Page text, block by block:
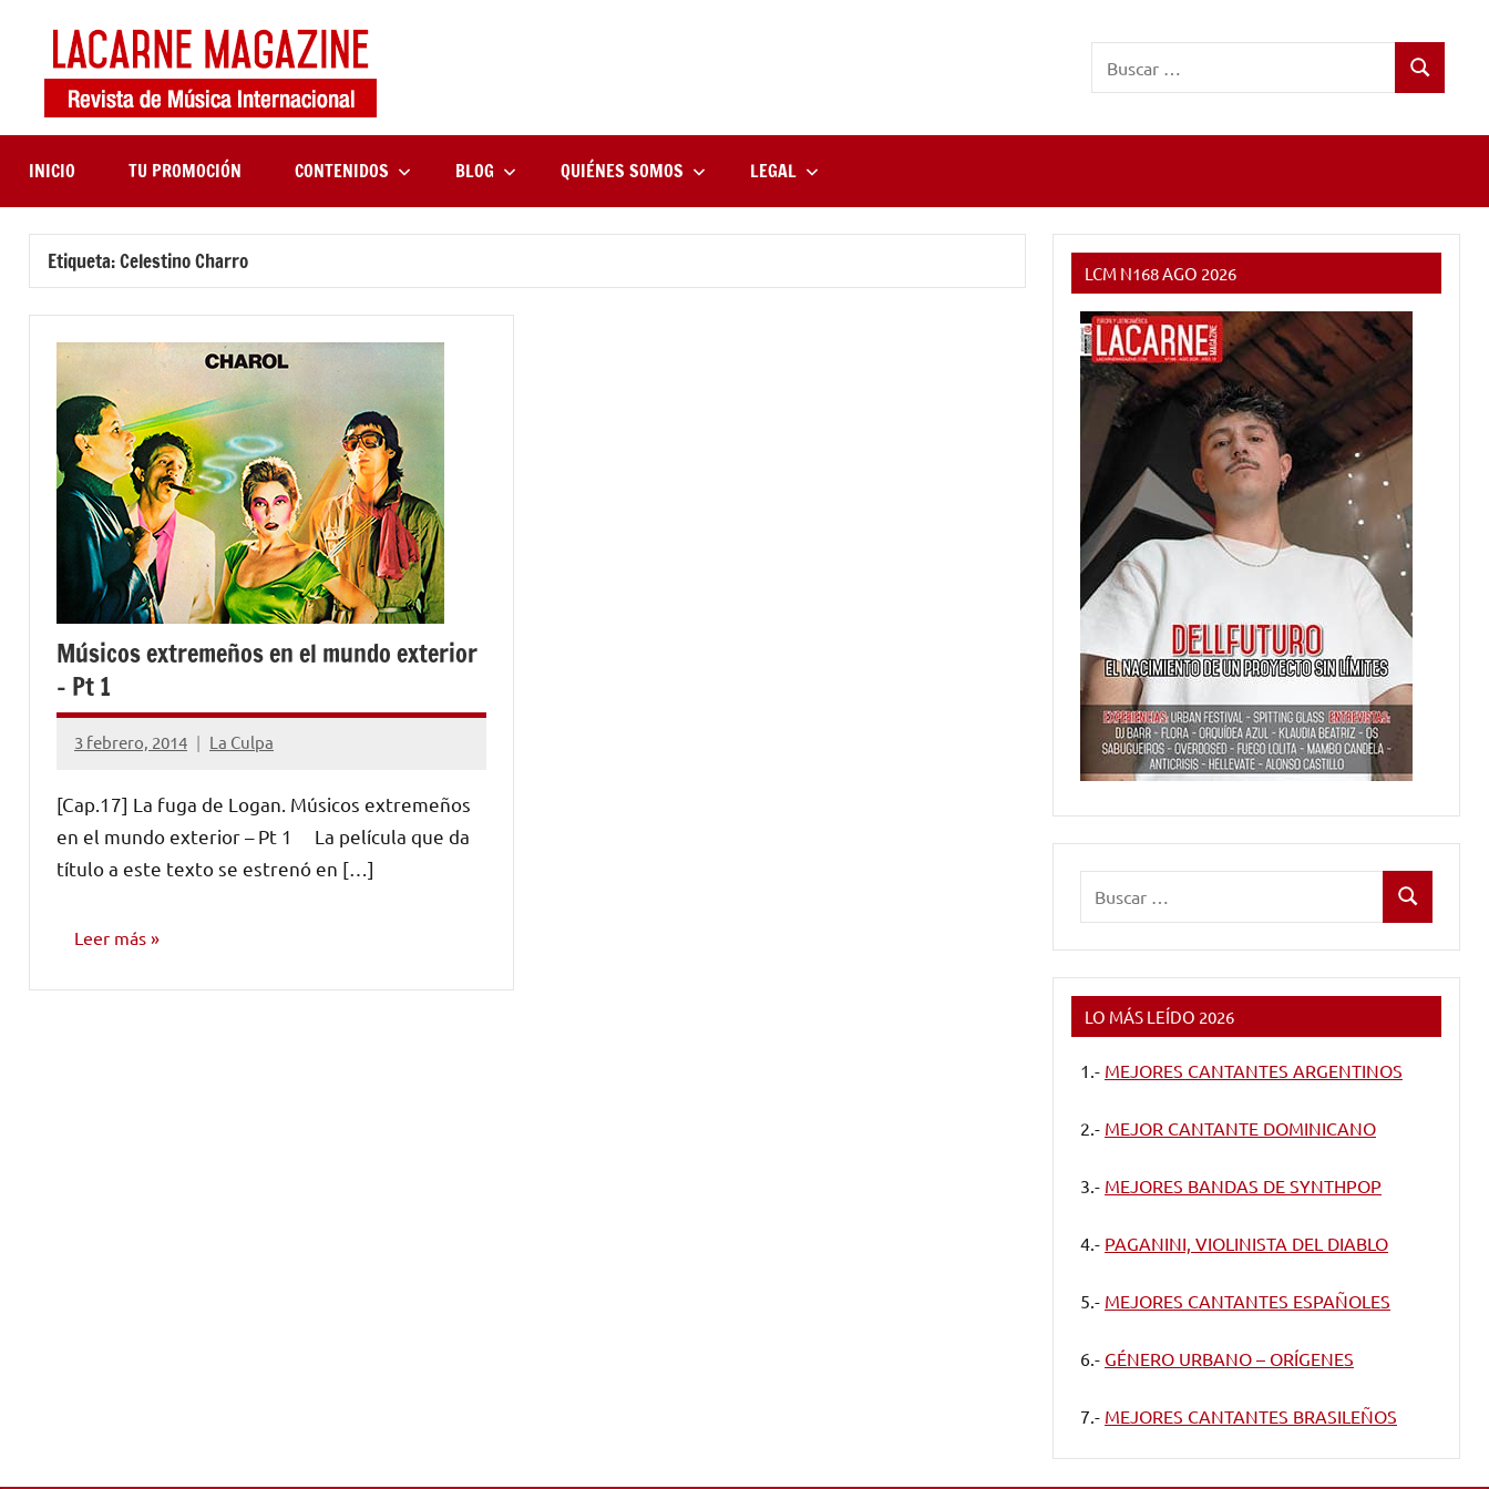
contenido
Magazine
música
internacional
Buscar
INICIO TU PROMOCIÓN CONTENIDOS BLOG QUIÉNES SOMOS LEGAL
Etiqueta:Celestino Charro
Músicos extremeños en el mundo exterior
– Pt 1
3 febrero, 2014 La Culpa
No
comentarios
[Cap.17] La fuga de Logan. Músicos extremeños
en el mundo exterior – Pt 1 La película que da
título a este texto se estrenó en […]
Leer más
LCM N168 AGO 2026
Buscar
LO MÁS LEÍDO 2026
1.- MEJORES CANTANTES ARGENTINOS
2.- MEJOR CANTANTE DOMINICANO
3.- MEJORES BANDAS DE SYNTHPOP
4.- PAGANINI, VIOLINISTA DEL DIABLO
5.- MEJORES CANTANTES ESPAÑOLES
6.- GÉNERO URBANO – ORÍGENES
7.- MEJORES CANTANTES BRASILEÑOS